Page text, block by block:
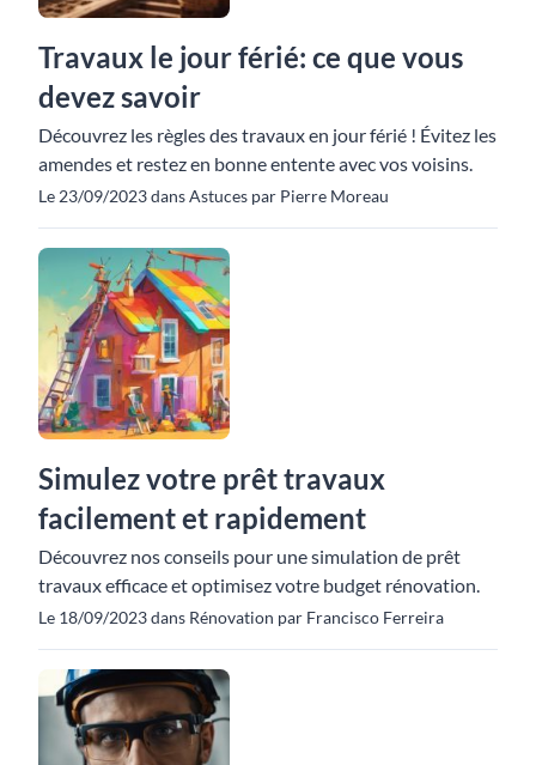
Travaux le jour férié: ce que vous
devez savoir
Découvrez les règles des travaux en jour férié ! Évitez les
amendes et restez en bonne entente avec vos voisins.
Le 23/09/2023 dans Astuces par Pierre Moreau
Simulez votre prêt travaux
facilement et rapidement
Découvrez nos conseils pour une simulation de prêt
travaux efficace et optimisez votre budget rénovation.
Le 18/09/2023 dans Rénovation par Francisco Ferreira